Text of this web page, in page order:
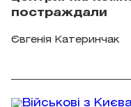
постраждали
Євгенія Катеринчак